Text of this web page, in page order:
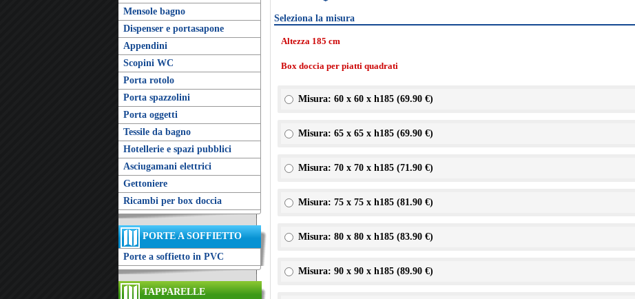
Mensole bagno
Dispenser e portasapone
Appendini
Scopini WC
Porta rotolo
Porta spazzolini
Porta oggetti
Tessile da bagno
Hotellerie e spazi pubblici
Asciugamani elettrici
Gettoniere
Ricambi per box doccia
PORTE A SOFFIETTO
Porte a soffietto in PVC
TAPPARELLE
Seleziona la misura
Altezza 185 cm
Box doccia per piatti quadrati
Misura: 60 x 60 x h185 (69.90 €)
Misura: 65 x 65 x h185 (69.90 €)
Misura: 70 x 70 x h185 (71.90 €)
Misura: 75 x 75 x h185 (81.90 €)
Misura: 80 x 80 x h185 (83.90 €)
Misura: 90 x 90 x h185 (89.90 €)